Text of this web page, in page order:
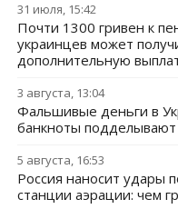
31 июля, 15:42
Почти 1300 гривен к
украинцев может
дополнительную
3 августа, 13:04
Фальшивые деньги в
банкноты
5 августа, 16:53
Россия наносит удары
станции аэрации: чем